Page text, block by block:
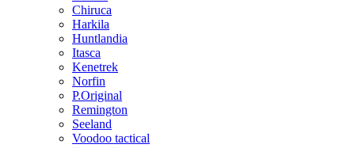
Chiruсa
Harkila
Huntlandia
Itasca
Kenetrek
Norfin
P.Original
Remington
Seeland
Voodoo tactical